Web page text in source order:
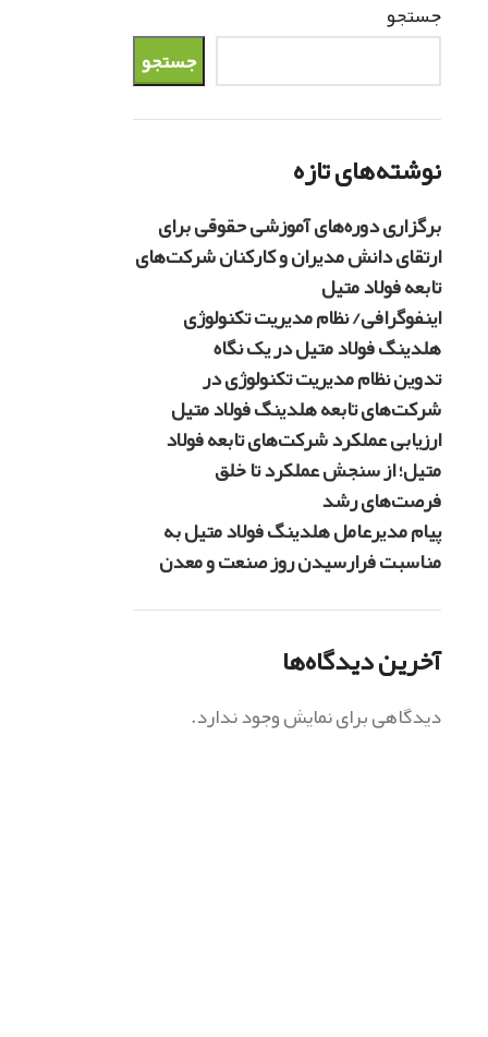
جستجو
جستجو
نوشته‌های تازه
برگزاری دوره‌های آموزشی حقوقی برای
ارتقای دانش مدیران و کارکنان شرکت‌های
تابعه فولاد متیل
اینفوگرافی/ نظام مدیریت تکنولوژی
هلدینگ فولاد متیل در یک نگاه
تدوین نظام مدیریت تکنولوژی در
شرکت‌های تابعه هلدینگ فولاد متیل
ارزیابی عملکرد شرکت‌های تابعه فولاد
متیل؛ از سنجش عملکرد تا خلق
فرصت‌های رشد
پیام مدیرعامل هلدینگ فولاد متیل به
مناسبت فرارسیدن روز صنعت و معدن
آخرین دیدگاه‌ها
دیدگاهی برای نمایش وجود ندارد.